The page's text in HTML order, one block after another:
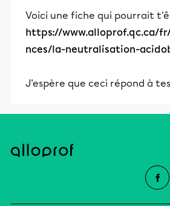
Voici une fiche qui pourrait
https://www.alloprof.qc.ca/
nces/la-neutralisation-
J'espère que ceci répond à